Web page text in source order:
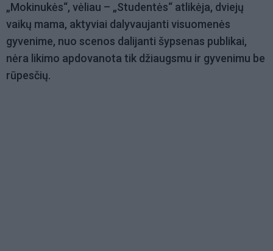
„Mokinukės“, vėliau ­­­– „Studentės“ atlikėja, dviejų
vaikų mama, aktyviai dalyvaujanti visuomenės
gyvenime, nuo scenos dalijanti šypsenas publikai,
nėra likimo apdovanota tik džiaugsmu ir gyvenimu be
rūpesčių.